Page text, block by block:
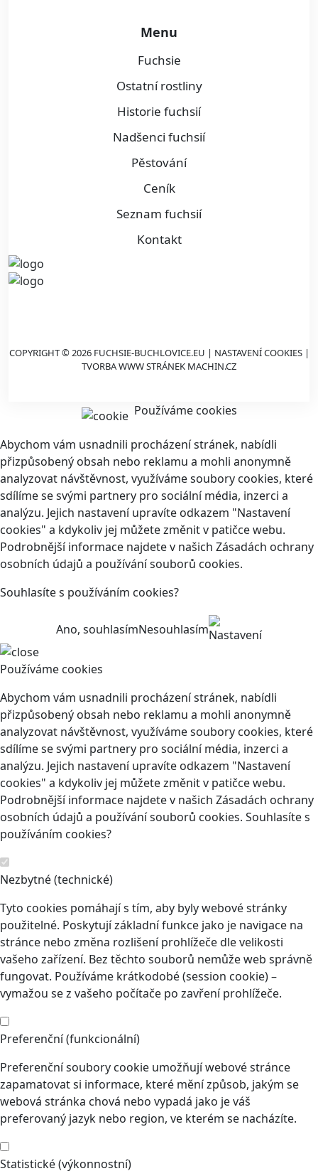
Menu
Fuchsie
Ostatní rostliny
Historie fuchsií
Nadšenci fuchsií
Pěstování
Ceník
Seznam fuchsií
Kontakt
COPYRIGHT © 2026 FUCHSIE-BUCHLOVICE.EU | NASTAVENÍ COOKIES|
TVORBA WWW STRÁNEK MACHIN.CZ
Používáme cookies
Abychom vám usnadnili procházení stránek, nabídli
přizpůsobený obsah nebo reklamu a mohli anonymně
analyzovat návštěvnost, využíváme soubory cookies, které
sdílíme se svými partnery pro sociální média, inzerci a
analýzu. Jejich nastavení upravíte odkazem "Nastavení
cookies" a kdykoliv jej můžete změnit v patičce webu.
Podrobnější informace najdete v našich Zásadách ochrany
osobních údajů a používání souborů cookies.
Souhlasíte s používáním cookies?
Ano, souhlasímNesouhlasímNastavení
Používáme cookies
Abychom vám usnadnili procházení stránek, nabídli
přizpůsobený obsah nebo reklamu a mohli anonymně
analyzovat návštěvnost, využíváme soubory cookies, které
sdílíme se svými partnery pro sociální média, inzerci a
analýzu. Jejich nastavení upravíte odkazem "Nastavení
cookies" a kdykoliv jej můžete změnit v patičce webu.
Podrobnější informace najdete v našich Zásadách ochrany
osobních údajů a používání souborů cookies. Souhlasíte s
používáním cookies?
Nezbytné (technické)
Tyto cookies pomáhají s tím, aby byly webové stránky
použitelné. Poskytují základní funkce jako je navigace na
stránce nebo změna rozlišení prohlížeče dle velikosti
vašeho zařízení. Bez těchto souborů nemůže web správně
fungovat. Používáme krátkodobé (session cookie) –
vymažou se z vašeho počítače po zavření prohlížeče.
Preferenční (funkcionální)
Preferenční soubory cookie umožňují webové stránce
zapamatovat si informace, které mění způsob, jakým se
webová stránka chová nebo vypadá jako je váš
preferovaný jazyk nebo region, ve kterém se nacházíte.
Statistické (výkonnostní)